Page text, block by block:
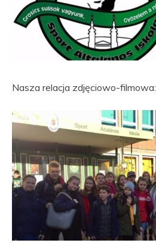
Nasza relacja zdjęciowo-filmowa: